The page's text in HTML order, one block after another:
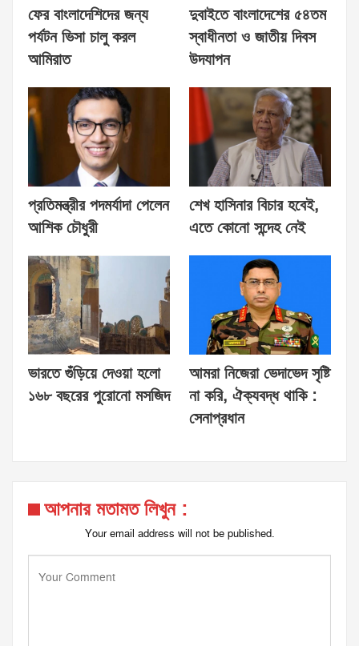
ফের বাংলাদেশিদের জন্য
পর্যটন ভিসা চালু করল
আমিরাত
দুবাইতে বাংলাদেশের ৫৪তম
স্বাধীনতা ও জাতীয় দিবস
উদযাপন
প্রতিমন্ত্রীর পদমর্যাদা পেলেন
আশিক চৌধুরী
শেখ হাসিনার বিচার হবেই,
এতে কোনো সন্দেহ নেই
ভারতে গুঁড়িয়ে দেওয়া হলো
১৬৮ বছরের পুরোনো মসজিদ
আমরা নিজেরা ভেদাভেদ সৃষ্টি
না করি, ঐক্যবদ্ধ থাকি :
সেনাপ্রধান
আপনার মতামত লিখুন :
Your email address will not be published.